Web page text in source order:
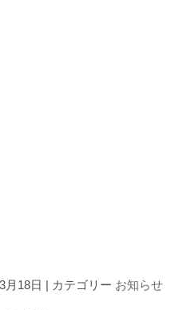
月18日 | カテゴリー お知らせ